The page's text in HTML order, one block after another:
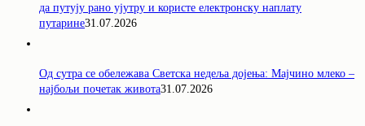
да путују рано ујутру и користе електронску наплату
путарине31.07.2026
Од сутра се обележава Светска недеља дојења: Мајчино млеко –
најбољи почетак живота31.07.2026